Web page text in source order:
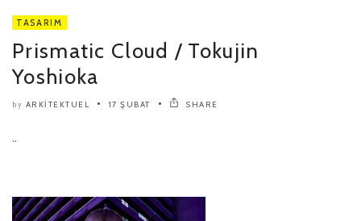
TASARIM
Prismatic Cloud / Tokujin
Yoshioka
by ARKITEKTUEL 17 ŞUBAT SHARE
..